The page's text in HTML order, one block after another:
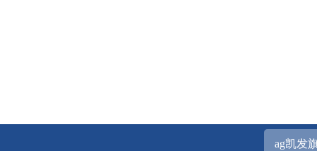
ag凯发